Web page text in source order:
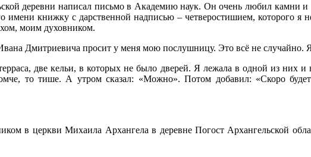
деревни написал письмо в Академию наук. Он очень любил камни
имени книжку с дарственной надписью – четверостишием, которого
моим духовником.
Дмитриевича просит у меня мою послушницу. Это всё не случайно.
две кельи, в которых не было дверей. Я лежала в одной из них
то тише. А утром сказал: «Можно». Потом добавил: «Скоро
в церкви Михаила Архангела в деревне Погост Архангельской